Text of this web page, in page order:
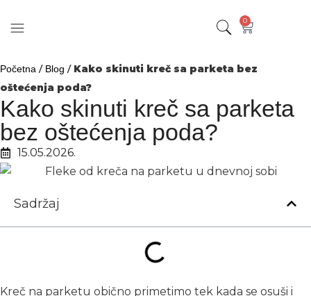
0
Početna / Blog / Kako skinuti kreč sa parketa bez
oštećenja poda?
Kako skinuti kreč sa parketa
bez oštećenja poda?
15.05.2026.
Sadržaj
Kreč na parketu obično primetimo tek kada se osuši i